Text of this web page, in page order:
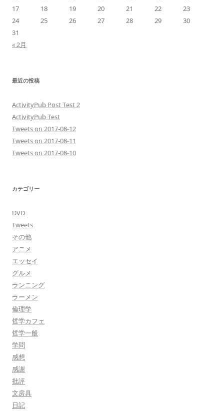
17
18 19 20 21 22
23
24
25 26 27 28 29
30
31
« 2月
最近の投稿
ActivityPub Post Test 2
ActivityPub Test
Tweets on 2017-08-12
Tweets on 2017-08-11
Tweets on 2017-08-10
カテゴリー
DVD
Tweets
その他
アニメ
エッセイ
グルメ
ランニング
ラーメン
倫理学
哲学カフェ
哲学一般
学問
感想
感謝
批評
文房具
日記